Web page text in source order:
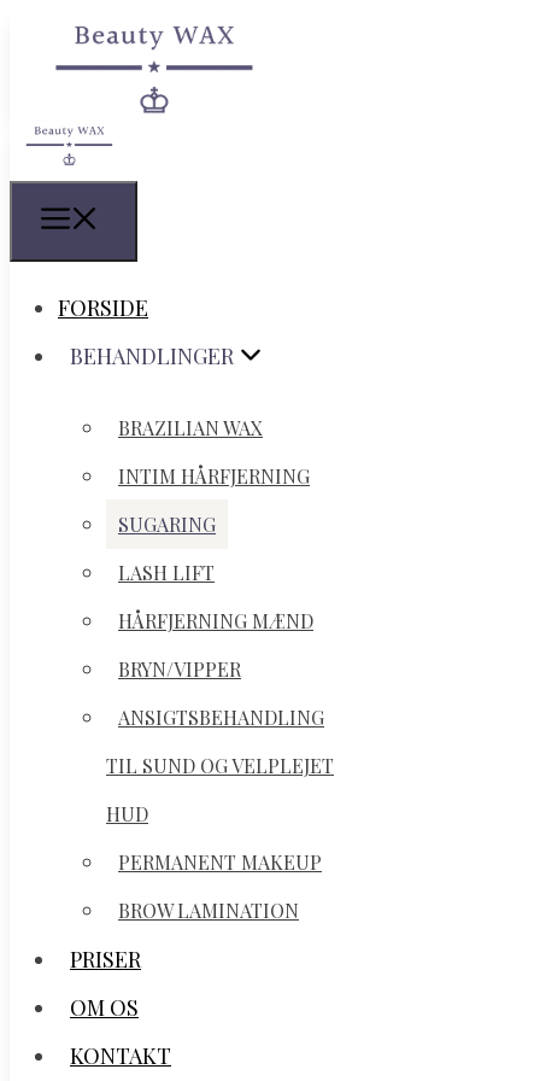
FORSIDE
BEHANDLINGER
BRAZILIAN WAX
INTIM HÅRFJERNING
SUGARING
LASH LIFT
HÅRFJERNING MÆND
BRYN/VIPPER
ANSIGTSBEHANDLING
TIL SUND OG VELPLEJET
HUD
PERMANENT MAKEUP
BROW LAMINATION
PRISER
OM OS
KONTAKT
FORSIDE
BEHANDLINGER
BRAZILIAN WAX
INTIM HÅRFJERNING
SUGARING
LASH LIFT
HÅRFJERNING MÆND
BRYN/VIPPER
ANSIGTSBEHANDLING
TIL SUND OG VELPLEJET
HUD
PERMANENT MAKEUP
BROW LAMINATION
PRISER
OM OS
KONTAKT